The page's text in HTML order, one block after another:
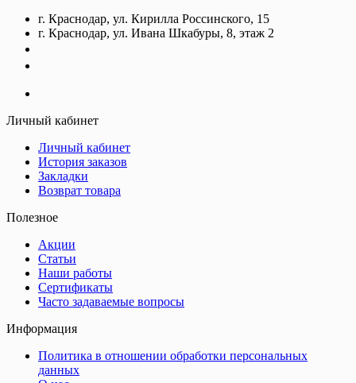
г. Краснодар, ул. Кирилла Россинского, 15
г. Краснодар, ул. Ивана Шкабуры, 8, этаж 2
Личный кабинет
Личный кабинет
История заказов
Закладки
Возврат товара
Полезное
Акции
Статьи
Наши работы
Сертификаты
Часто задаваемые вопросы
Информация
Политика в отношении обработки персональных
данных